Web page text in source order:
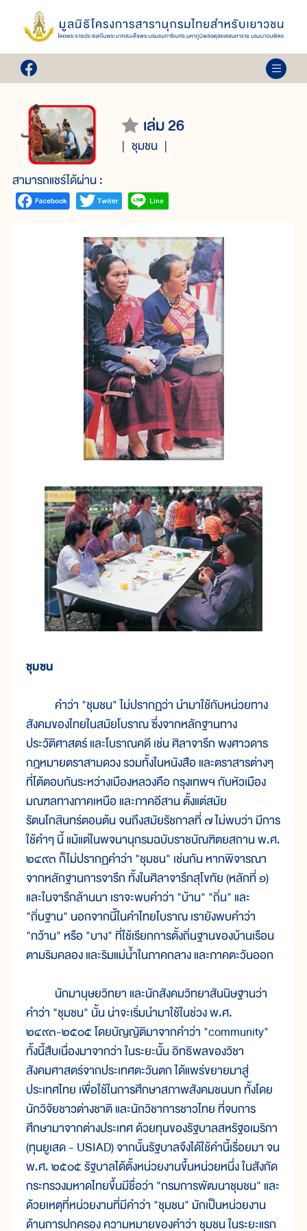
เล่ม 26
ชุมชน
สามารถแชร์ได้ผ่าน :
ชุมชน
คำว่า "ชุมชน" ไม่ปรากฏว่า นำมาใช้กับหน่วยทาง
สังคมของไทยในสมัยโบราณ ซึ่งจากหลักฐานทาง
ประวัติศาสตร์ และโบราณคดี เช่น ศิลาจารึก พงศาวดาร
กฎหมายตราสามดวง รวมทั้งในหนังสือ และตราสารต่างๆ
ที่โต้ตอบกันระหว่างเมืองหลวงคือ กรุงเทพฯ กับหัวเมือง
มณฑลทางภาคเหนือ และภาคอีสาน ตั้งแต่สมัย
รัตนโกสินทร์ตอนต้น จนถึงสมัยรัชกาลที่ ๗ ไม่พบว่า มีการ
ใช้คำๆ นี้ แม้แต่ในพจนานุกรมฉบับราชบัณฑิตยสถาน พ.ศ.
๒๔๙๓ ก็ไม่ปรากฏคำว่า "ชุมชน" เช่นกัน หากพิจารณา
จากหลักฐานการจารึก ทั้งในศิลาจารึกสุโขทัย (หลักที่ ๑)
และในจารึกล้านนา เราจะพบคำว่า "บ้าน" "ถิ่น" และ
"ถิ่นฐาน" นอกจากนี้ในคำไทยโบราณ เรายังพบคำว่า
"กว้าน" หรือ "บาง" ที่ใช้เรียกการตั้งถิ่นฐานของบ้านเรือน
ตามริมคลอง และริมแม่น้ำในภาคกลาง และภาคตะวันออก
นักมานุษยวิทยา และนักสังคมวิทยาสันนิษฐานว่า
คำว่า "ชุมชน" นั้น น่าจะเริ่มนำมาใช้ในช่วง พ.ศ.
๒๔๙๓-๒๕๐๕ โดยบัญญัติมาจากคำว่า "community"
ทั้งนี้สืบเนื่องมาจากว่า ในระยะนั้น อิทธิพลของวิชา
สังคมศาสตร์จากประเทศตะวันตก ได้แพร่ขยายมาสู่
ประเทศไทย เพื่อใช้ในการศึกษาสภาพสังคมชนบท ทั้งโดย
นักวิจัยชาวต่างชาติ และนักวิชาการชาวไทย ที่จบการ
ศึกษามาจากต่างประเทศ ด้วยทุนของรัฐบาลสหรัฐอเมริกา
(ทุนยูเสด - USIAD) จากนั้นรัฐบาลจึงได้ใช้คำนี้เรื่อยมา จน
พ.ศ. ๒๕๐๕ รัฐบาลได้ตั้งหน่วยงานขึ้นหน่วยหนึ่ง ในสังกัด
กระทรวงมหาดไทยขึ้นมีชื่อว่า "กรมการพัฒนาชุมชน" และ
ด้วยเหตุที่หน่วยงานที่มีคำว่า "ชุมชน" มักเป็นหน่วยงาน
ด้านการปกครอง ความหมายของคำว่า ชุมชน ในระยะแรก